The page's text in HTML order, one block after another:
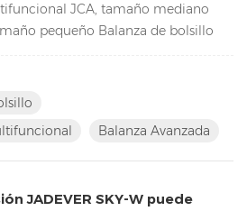
JCA, tamaño mediano
pequeño Balanza de bolsillo
lo que tienen el mismo aspecto,
singular! Características clave de
Doble canal (conexión a plataformas
Balanza Avanzada
JADEVER SKY-W puede